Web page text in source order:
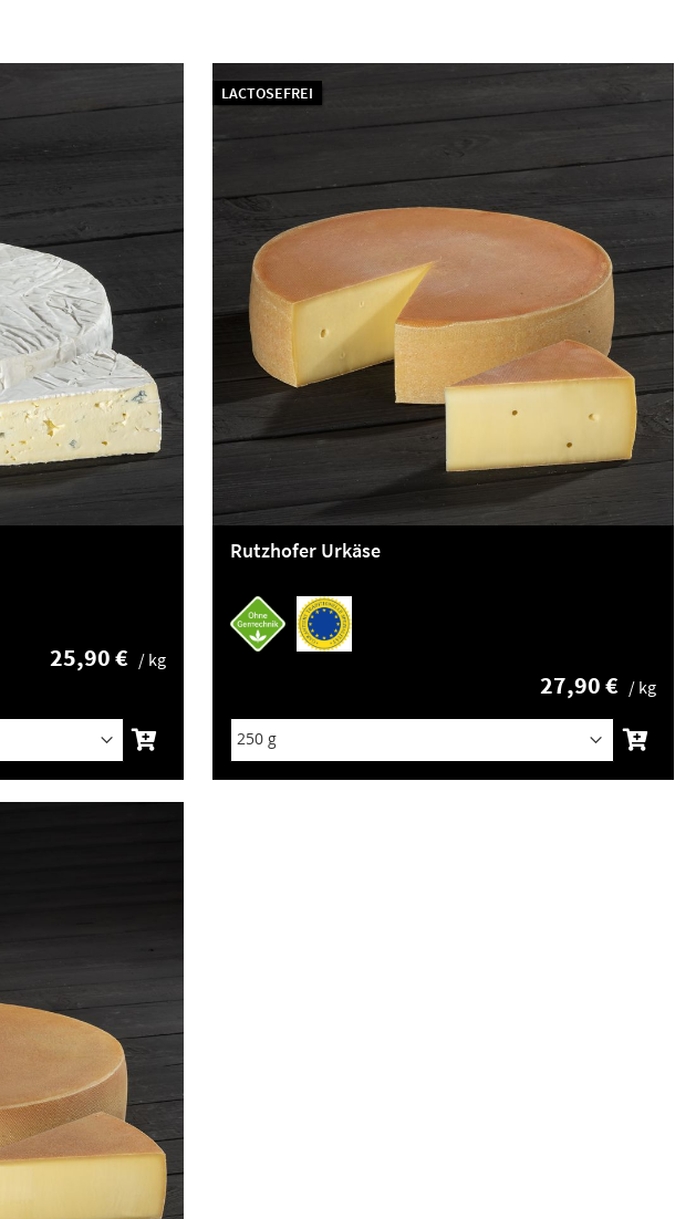
25,90 € / kg
LACTOSEFREI
Rutzhofer Urkäse
27,90 € / kg